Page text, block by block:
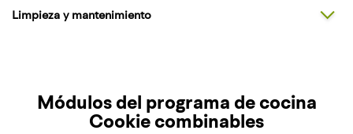
Limpieza y mantenimiento
Módulos del programa de cocina
Cookie combinables